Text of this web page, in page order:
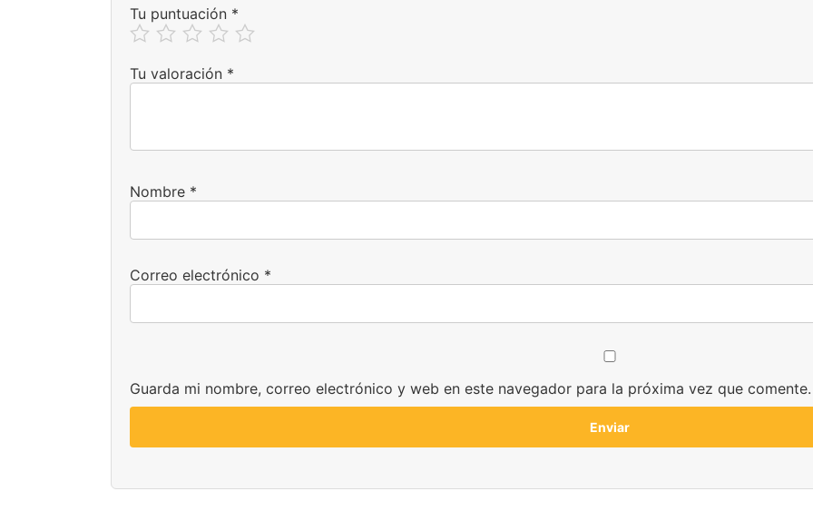
Tu puntuación *
Tu valoración *
Nombre *
Correo electrónico *
Guarda mi nombre, correo electrónico y web en este navegador para la próxima vez que comente.